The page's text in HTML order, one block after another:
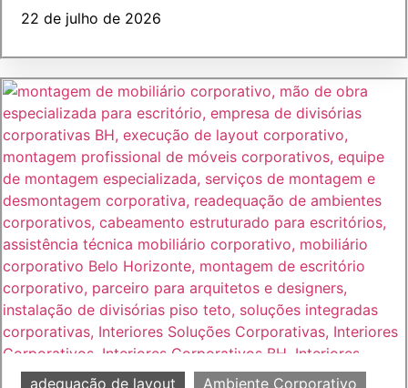
22 de julho de 2026
adequação de layout
Ambiente Corporativo